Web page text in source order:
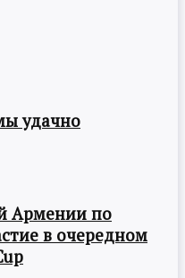
удачно
Армении по
в очередном